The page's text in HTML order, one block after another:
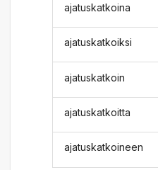
ajatuskatkoina
ajatuskatkoiksi
ajatuskatkoin
ajatuskatkoitta
ajatuskatkoineen